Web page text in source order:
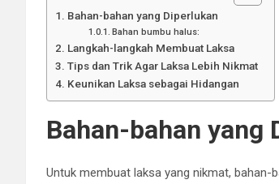
Bahan-bahan yang Diperlukan
Bahan bumbu halus:
Langkah-langkah Membuat Laksa
Tips dan Trik Agar Laksa Lebih Nikmat
Keunikan Laksa sebagai Hidangan
Bahan-bahan yang
Untuk membuat laksa yang nikmat, bahan-